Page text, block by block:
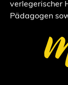
verlegerischer
Pädagogen